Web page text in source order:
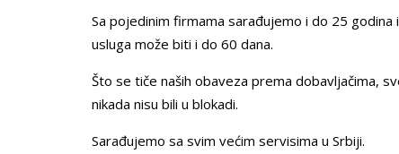
Sa pojedinim firmama sarađujemo i do 25
usluga može biti i do 60 dana.
Što se tiče naših obaveza prema dobavljačima,
nikada nisu bili u blokadi.
Sarađujemo sa svim većim servisima u Srbiji.